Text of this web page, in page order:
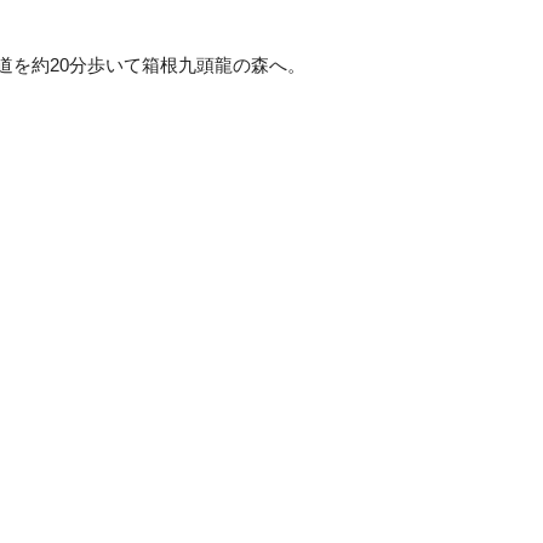
約20分歩いて箱根九頭龍の森へ。